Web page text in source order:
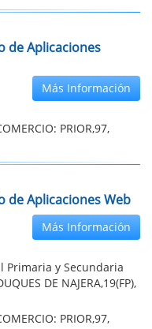
de Aplicaciones
Más Información
PRIOR,97,
de Aplicaciones Web
Más Información
Primaria y Secundaria
DE NAJERA,19(FP),
PRIOR,97,